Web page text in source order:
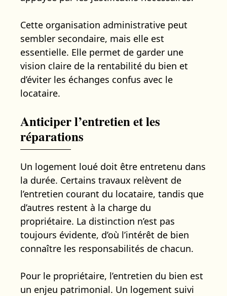
Cette organisation administrative peut
sembler secondaire, mais elle est
essentielle. Elle permet de garder une
vision claire de la rentabilité du bien et
d’éviter les échanges confus avec le
locataire.
Anticiper l’entretien et les
réparations
Un logement loué doit être entretenu dans
la durée. Certains travaux relèvent de
l’entretien courant du locataire, tandis que
d’autres restent à la charge du
propriétaire. La distinction n’est pas
toujours évidente, d’où l’intérêt de bien
connaître les responsabilités de chacun.
Pour le propriétaire, l’entretien du bien est
un enjeu patrimonial. Un logement suivi